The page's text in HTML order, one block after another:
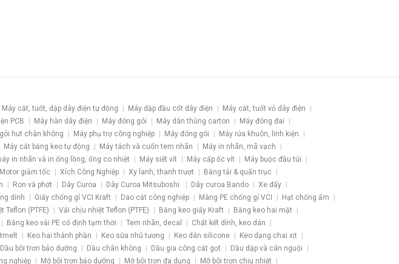
Máy cắt, tuốt, dập dây điện tự động Máy dập đầu cốt dây điện
Máy cắt, tuốt vỏ dây điện
PCB Máy hàn dây điện Máy đóng gói Máy dán thùng carton
Máy đóng đai
hut chân không Máy phụ trợ công nghiệp Máy đóng gói
Máy rửa khuôn, linh kiện
Máy cắt băng keo tự động Máy tách và cuốn tem nhãn
Máy in nhãn, mã vạch
in nhãn và in ống lồng, ống co nhiệt Máy siết vít Máy cấp ốc vít
Máy buộc đầu túi
Motor giảm tốc Xích Công Nghiệp Xy lanh, thanh trượt
Băng tải & quấn trục
Ron và phớt Dây Curoa Dây Curoa Mitsuboshi Dây curoa Bando
Xe đẩy
dính Giấy chống gỉ VCI Kraft Dao cắt công nghiệp Màng PE chống gỉ VCI
Hạt chống ẩm
Teflon (PTFE) Vải chịu nhiệt Teflon (PTFE) Băng keo giấy Kraft
Băng keo hai mặt
Băng keo vải PE cố định tạm thời Tem nhãn, decal
Chất kết dính, keo dán
Keo hai thành phần Keo sữa nhũ tương Keo dán silicone
Keo dạng chai xịt
Dầu bôi trơn bảo dưỡng Dầu chân không Dầu gia công cắt gọt
Dầu dập và cán nguội
nghiệp Mỡ bôi trơn bảo dưỡng Mỡ bôi trơn đa dụng Mỡ bôi trơn chịu nhiệt